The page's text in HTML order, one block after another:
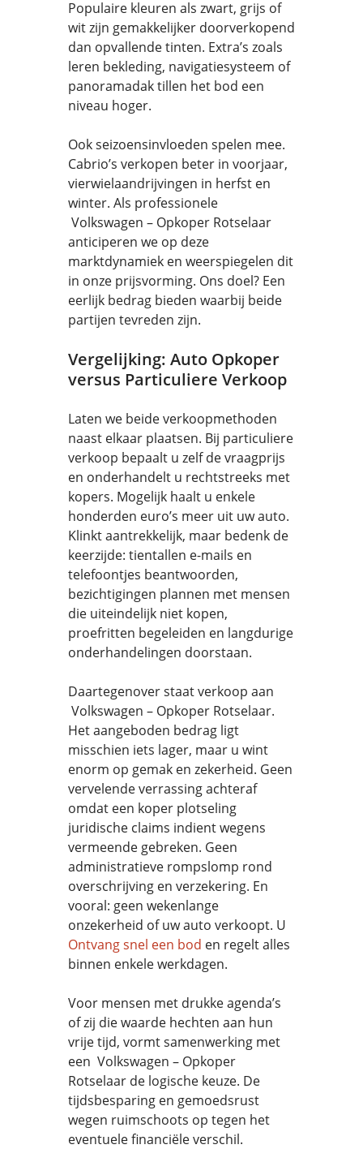
Populaire kleuren als zwart, grijs of
wit zijn gemakkelijker doorverkopend
dan opvallende tinten. Extra’s zoals
leren bekleding, navigatiesysteem of
panoramadak tillen het bod een
niveau hoger.
Ook seizoensinvloeden spelen mee.
Cabrio’s verkopen beter in voorjaar,
vierwielaandrijvingen in herfst en
winter. Als professionele
Volkswagen – Opkoper Rotselaar
anticiperen we op deze
marktdynamiek en weerspiegelen dit
in onze prijsvorming. Ons doel? Een
eerlijk bedrag bieden waarbij beide
partijen tevreden zijn.
Vergelijking: Auto Opkoper
versus Particuliere Verkoop
Laten we beide verkoopmethoden
naast elkaar plaatsen. Bij particuliere
verkoop bepaalt u zelf de vraagprijs
en onderhandelt u rechtstreeks met
kopers. Mogelijk haalt u enkele
honderden euro’s meer uit uw auto.
Klinkt aantrekkelijk, maar bedenk de
keerzijde: tientallen e-mails en
telefoontjes beantwoorden,
bezichtigingen plannen met mensen
die uiteindelijk niet kopen,
proefritten begeleiden en langdurige
onderhandelingen doorstaan.
Daartegenover staat verkoop aan
Volkswagen – Opkoper Rotselaar.
Het aangeboden bedrag ligt
misschien iets lager, maar u wint
enorm op gemak en zekerheid. Geen
vervelende verrassing achteraf
omdat een koper plotseling
juridische claims indient wegens
vermeende gebreken. Geen
administratieve rompslomp rond
overschrijving en verzekering. En
vooral: geen wekenlange
onzekerheid of uw auto verkoopt. U
Ontvang snel een bod en regelt alles
binnen enkele werkdagen.
Voor mensen met drukke agenda’s
of zij die waarde hechten aan hun
vrije tijd, vormt samenwerking met
een Volkswagen – Opkoper
Rotselaar de logische keuze. De
tijdsbesparing en gemoedsrust
wegen ruimschoots op tegen het
eventuele financiële verschil.